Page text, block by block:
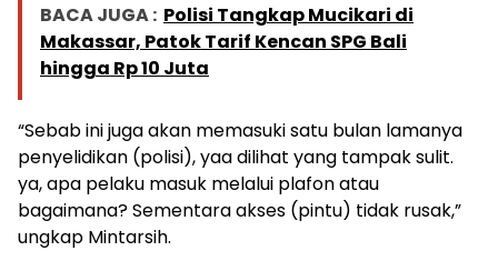
BACA JUGA : Polisi Tangkap Mucikari di
Makassar, Patok Tarif Kencan SPG Bali
hingga Rp 10 Juta
“Sebab ini juga akan memasuki satu bulan lamanya
penyelidikan (polisi), yaa dilihat yang tampak sulit.
ya, apa pelaku masuk melalui plafon atau
bagaimana? Sementara akses (pintu) tidak rusak,”
ungkap Mintarsih.